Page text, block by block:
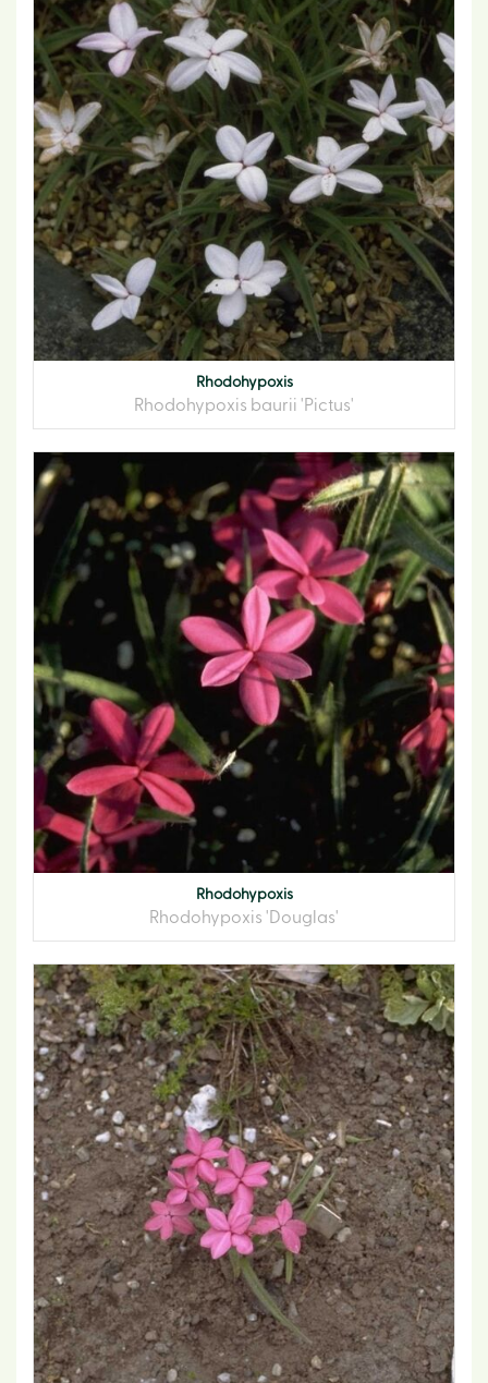
Rhodohypoxis
Rhodohypoxis baurii 'Pictus'
Rhodohypoxis
Rhodohypoxis 'Douglas'